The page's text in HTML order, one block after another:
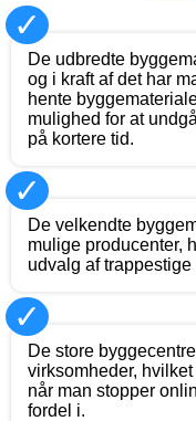
✓
De udbredte
og i kraft af det har
hente
mulighed for at
på kortere tid.
✓
De velkendte
mulige producenter,
udvalg af
✓
De store
virksomheder,
når man stopper
fordel i.